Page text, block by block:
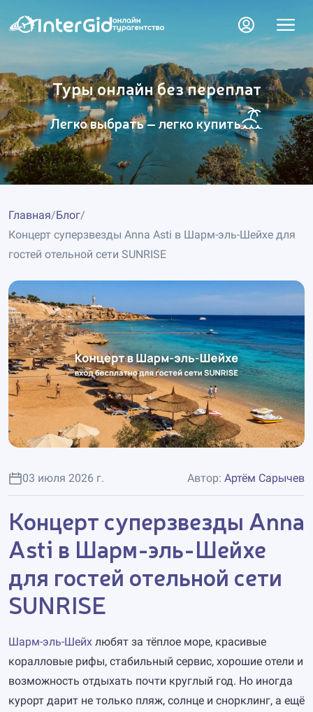
Туры онлайн без переплат
Легко выбрать – легко купить
Главная/Блог/
Концерт суперзвезды Anna Asti в Шарм-эль-Шейхе для
гостей отельной сети SUNRISE
03 июля 2026 г. Автор: Артём Сарычев
Концерт суперзвезды Anna
Asti в Шарм-эль-Шейхе
для гостей отельной сети
SUNRISE
Шарм-эль-Шейх любят за тёплое море, красивые
коралловые рифы, стабильный сервис, хорошие отели и
возможность отдыхать почти круглый год. Но иногда
курорт дарит не только пляж, солнце и снорклинг, а ещё